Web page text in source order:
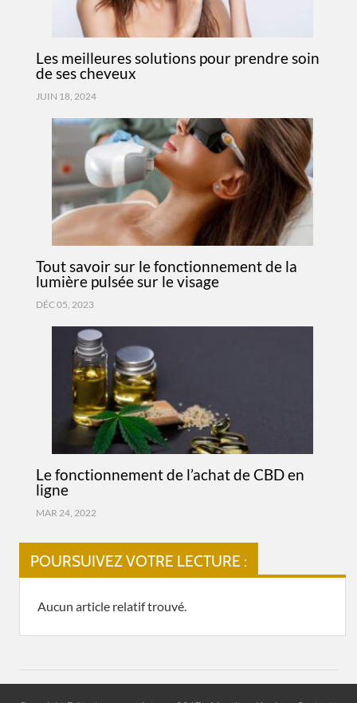
Les meilleures solutions pour prendre soin
de ses cheveux
JUIN 18, 2024
Tout savoir sur le fonctionnement de la
lumière pulsée sur le visage
DÉC 05, 2023
Le fonctionnement de l’achat de CBD en
ligne
MAR 24, 2022
POURSUIVEZ VOTRE LECTURE :
Aucun article relatif trouvé.